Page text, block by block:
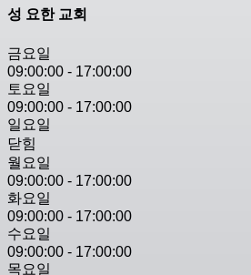
성 요한 교회
금요일
09:00:00 - 17:00:00
토요일
09:00:00 - 17:00:00
일요일
닫힘
월요일
09:00:00 - 17:00:00
화요일
09:00:00 - 17:00:00
수요일
09:00:00 - 17:00:00
목요일